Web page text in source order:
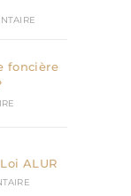
foncière
ALUR